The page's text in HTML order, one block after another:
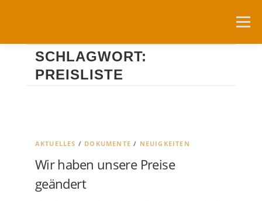
Menü
SCHLAGWORT:
PREISLISTE
AKTUELLES / DOKUMENTE / NEUIGKEITEN
Wir haben unsere Preise
geändert